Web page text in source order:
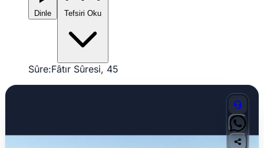
Dinle
Sûre:Fâtır Sûresi, 45